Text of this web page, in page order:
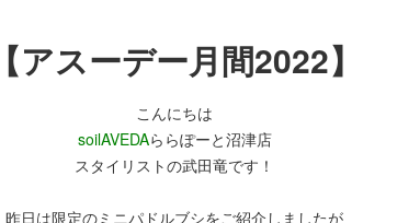
【アスーデー月間2022】
こんにちは
soilAVEDAららぽーと沼津店
スタイリストの武田竜です！
昨日は限定のミニパドルブシをご紹介しましたが